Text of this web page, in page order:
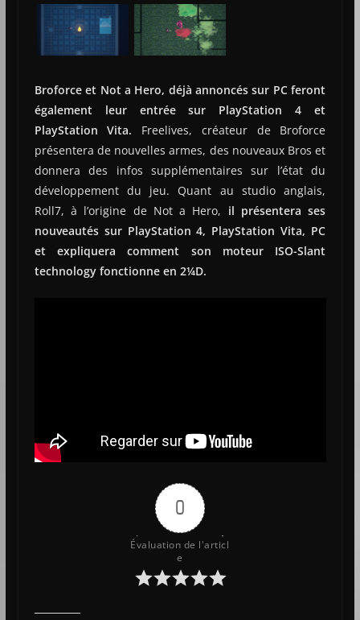
Broforce et Not a Hero, déjà annoncés sur PC feront
également leur entrée sur PlayStation 4 et
PlayStation Vita. Freelives, créateur de Broforce
présentera de nouvelles armes, des nouveaux Bros et
donnera des infos supplémentaires sur l’état du
développement du jeu. Quant au studio anglais,
Roll7, à l’origine de Not a Hero, il présentera ses
nouveautés sur PlayStation 4, PlayStation Vita, PC
et expliquera comment son moteur ISO-Slant
technology fonctionne en 2¼D.
0
Évaluation de l'articl
e